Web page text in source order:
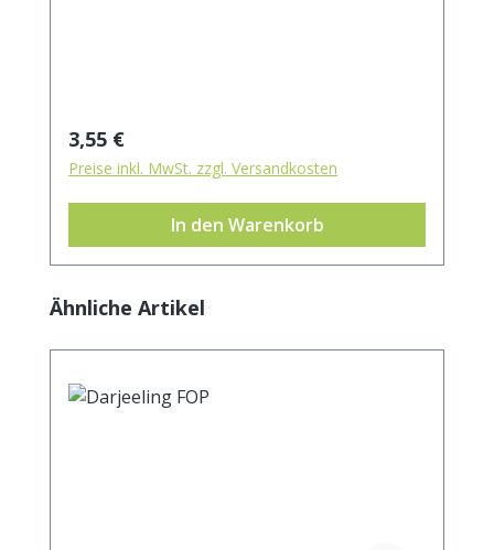
Regulärer Preis:
3,55 €
Preise inkl. MwSt. zzgl. Versandkosten
In den Warenkorb
Produktgalerie überspringen
Ähnliche Artikel